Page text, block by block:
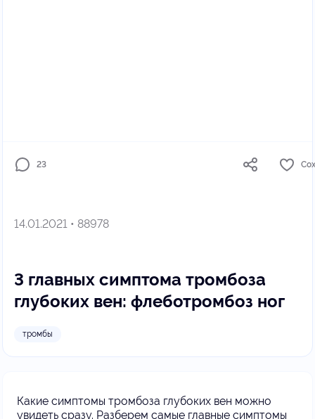
14.01.2021 • 88978
23
3 главных симптома тромбоза
глубоких вен: флеботромбоз ног
тромбы
Какие симптомы тромбоза глубоких вен можно
увидеть сразу. Разберем самые главные симптомы